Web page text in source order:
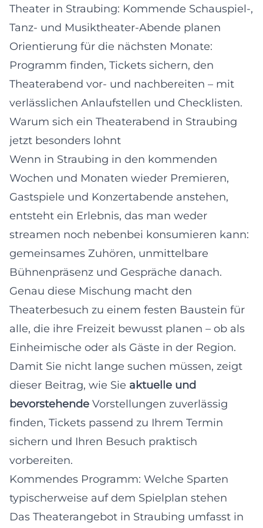
Theater in Straubing: Kommende Schauspiel-,
Tanz- und Musiktheater-Abende planen
Orientierung für die nächsten Monate:
Programm finden, Tickets sichern, den
Theaterabend vor- und nachbereiten – mit
verlässlichen Anlaufstellen und Checklisten.
Warum sich ein Theaterabend in Straubing
jetzt besonders lohnt
Wenn in Straubing in den kommenden
Wochen und Monaten wieder Premieren,
Gastspiele und Konzertabende anstehen,
entsteht ein Erlebnis, das man weder
streamen noch nebenbei konsumieren kann:
gemeinsames Zuhören, unmittelbare
Bühnenpräsenz und Gespräche danach.
Genau diese Mischung macht den
Theaterbesuch zu einem festen Baustein für
alle, die ihre Freizeit bewusst planen – ob als
Einheimische oder als Gäste in der Region.
Damit Sie nicht lange suchen müssen, zeigt
dieser Beitrag, wie Sie aktuelle und
bevorstehende Vorstellungen zuverlässig
finden, Tickets passend zu Ihrem Termin
sichern und Ihren Besuch praktisch
vorbereiten.
Kommendes Programm: Welche Sparten
typischerweise auf dem Spielplan stehen
Das Theaterangebot in Straubing umfasst in